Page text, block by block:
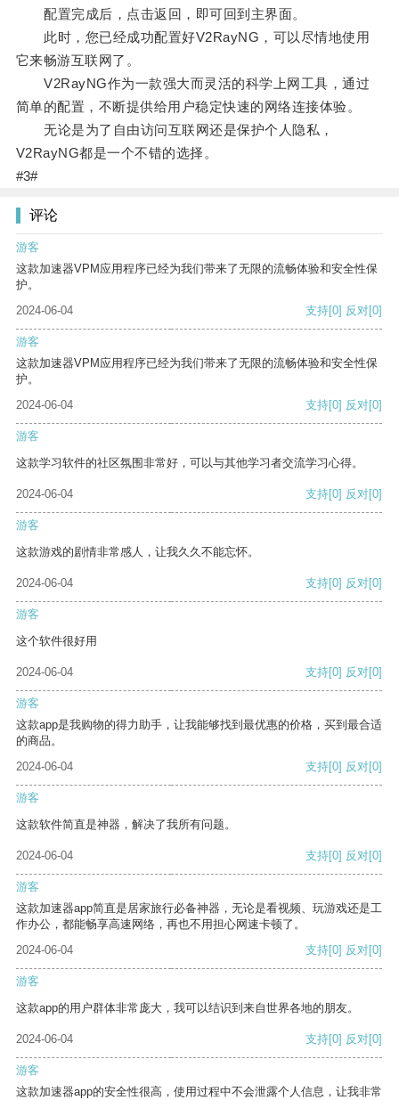
配置完成后，点击返回，即可回到主界面。
此时，您已经成功配置好V2RayNG，可以尽情地使用
它来畅游互联网了。
V2RayNG作为一款强大而灵活的科学上网工具，通过
简单的配置，不断提供给用户稳定快速的网络连接体验。
无论是为了自由访问互联网还是保护个人隐私，
V2RayNG都是一个不错的选择。
#3#
评论
游客
这款加速器VPM应用程序已经为我们带来了无限的流畅体验和安全性保
护。
2024-06-04
支持[0] 反对[0]
游客
这款加速器VPM应用程序已经为我们带来了无限的流畅体验和安全性保
护。
2024-06-04
支持[0] 反对[0]
游客
这款学习软件的社区氛围非常好，可以与其他学习者交流学习心得。
2024-06-04 支持[0] 反对[0]
游客
这款游戏的剧情非常感人，让我久久不能忘怀。
2024-06-04 支持[0] 反对[0]
游客
这个软件很好用
2024-06-04 支持[0] 反对[0]
游客
这款app是我购物的得力助手，让我能够找到最优惠的价格，买到最合适
的商品。
2024-06-04
支持[0] 反对[0]
游客
这款软件简直是神器，解决了我所有问题。
2024-06-04 支持[0] 反对[0]
游客
这款加速器app简直是居家旅行必备神器，无论是看视频、玩游戏还是工
作办公，都能畅享高速网络，再也不用担心网速卡顿了。
2024-06-04
支持[0] 反对[0]
游客
这款app的用户群体非常庞大，我可以结识到来自世界各地的朋友。
2024-06-04 支持[0] 反对[0]
游客
这款加速器app的安全性很高，使用过程中不会泄露个人信息，让我非常